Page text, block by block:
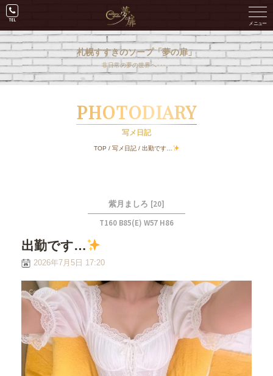
札幌すすきのソープ「夢の扉」
非日常の夢の世界へ･･･。
PHOTODIARY
写メ日記
TOP / 写メ日記/ 出勤です…
紫月ましろ [20]
T160 B85(E) W57 H86
出勤です…
2026年7月5日 17:20